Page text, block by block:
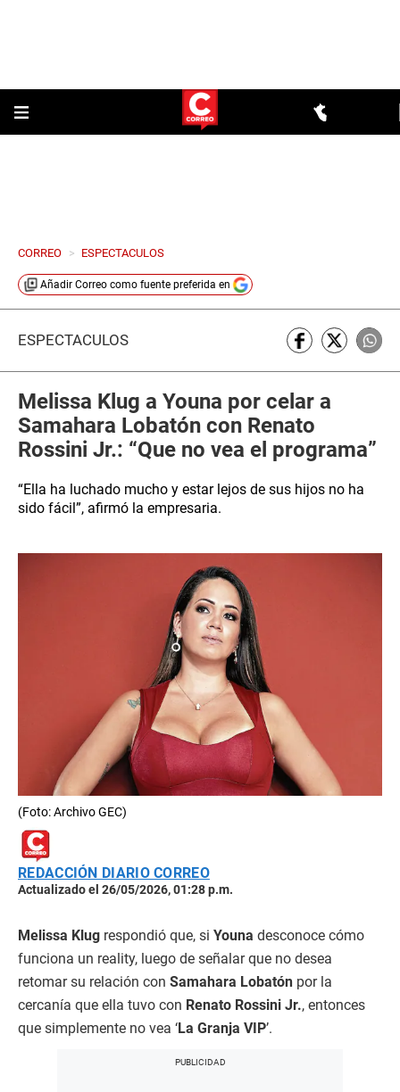
CORREO > ESPECTACULOS
Añadir Correo como fuente preferida en
ESPECTÁCULOS
Melissa Klug a Youna por celar a
Samahara Lobatón con Renato
Rossini Jr.: “Que no vea el programa”
“Ella ha luchado mucho y estar lejos de sus hijos no ha
sido fácil”, afirmó la empresaria.
(Foto: Archivo GEC)
REDACCIÓN DIARIO CORREO
Actualizado el 26/05/2026, 01:28 p.m.
Melissa Klug respondió que, si Youna desconoce cómo
funciona un reality, luego de señalar que no desea
retomar su relación con Samahara Lobatón por la
cercanía que ella tuvo con Renato Rossini Jr., entonces
que simplemente no vea ‘La Granja VIP’.